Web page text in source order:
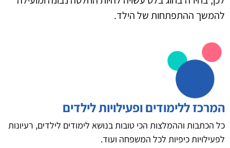
להמשך ההתפתחות של הילד.
המרכז ללימודים ופעילויות לילדים
כל הכתבות וההמלצות הכי טובות בנושא לימודים לילדים, רעיונות
לפעילויות כיפיות לכל המשפחה ועוד.